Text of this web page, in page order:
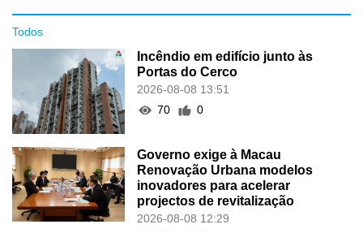
Todos
Incêndio em edifício junto às
Portas do Cerco
2026-08-08 13:51
70
0
Governo exige à Macau
Renovação Urbana modelos
inovadores para acelerar
projectos de revitalização
2026-08-08 12:29